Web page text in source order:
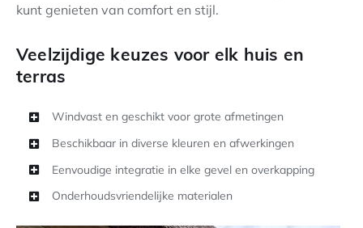
kunt genieten van comfort en stijl.
Veelzijdige keuzes voor elk huis en
terras
Windvast en geschikt voor grote afmetingen
Beschikbaar in diverse kleuren en afwerkingen
Eenvoudige integratie in elke gevel en overkapping
Onderhoudsvriendelijke materialen